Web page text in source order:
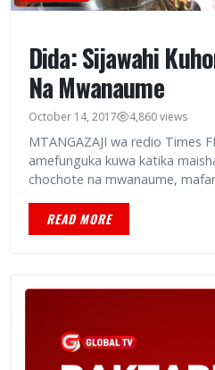
Dida: Sijawahi
Na Mwanaume
October 14, 2017 4,860 views
MTANGAZAJI wa redio Times
amefunguka kuwa katika
chochote na mwanaume,
READ MORE